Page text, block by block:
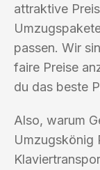
attraktive
passen. Wir
faire Preise
du das beste
Also, warum
Umzugskönig